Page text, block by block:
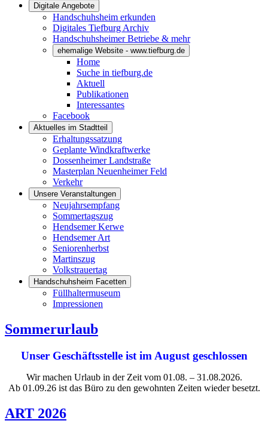
Digitale Angebote
Handschuhsheim erkunden
Digitales Tiefburg Archiv
Handschuhsheimer Betriebe & mehr
ehemalige Website - www.tiefburg.de
Home
Suche in tiefburg.de
Aktuell
Publikationen
Interessantes
Facebook
Aktuelles im Stadtteil
Erhaltungssatzung
Geplante Windkraftwerke
Dossenheimer Landstraße
Masterplan Neuenheimer Feld
Verkehr
Unsere Veranstaltungen
Neujahrsempfang
Sommertagszug
Hendsemer Kerwe
Hendsemer Art
Seniorenherbst
Martinszug
Volkstrauertag
Handschuhsheim Facetten
Füllhaltermuseum
Impressionen
Sommerurlaub
Unser Geschäftsstelle ist im August geschlossen
Wir machen Urlaub in der Zeit vom 01.08. – 31.08.2026.
Ab 01.09.26 ist das Büro zu den gewohnten Zeiten wieder besetzt.
ART 2026